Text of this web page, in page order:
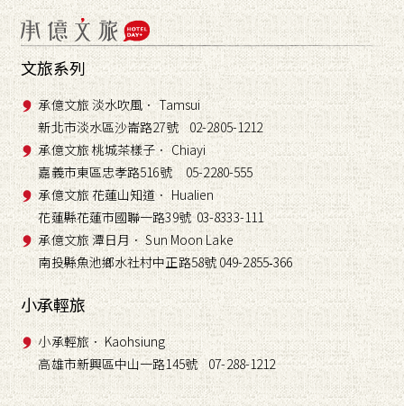
文旅系列
承億文旅 淡水吹風． Tamsui
新北市淡水區沙崙路27號 02-2805-1212
承億文旅 桃城茶樣子． Chiayi
嘉義市東區忠孝路516號 05-2280-555
承億文旅 花蓮山知道． Hualien
花蓮縣花蓮市國聯一路39號 03-8333-111
承億文旅 潭日月． Sun Moon Lake
南投縣魚池鄉水社村中正路58號 049-2855-366
小承輕旅
小承輕旅． Kaohsiung
高雄市新興區中山一路145號 07-288-1212